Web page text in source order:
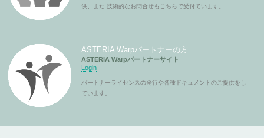
供、また 技術的なお問合せもこちらで受付ています。
ASTERIA Warpパートナーの方
ASTERIA Warpパートナーサイト
Login
パートナーライセンスの発行や各種ドキュメントのご提供をし
ています。